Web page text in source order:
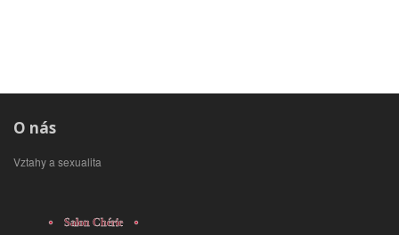
O nás
Vztahy a sexualita